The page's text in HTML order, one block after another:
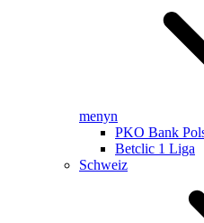
menyn
PKO Bank
Betclic 1 Liga
Schweiz